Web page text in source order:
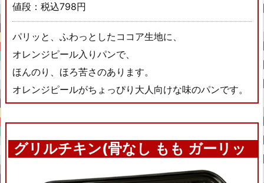
値段：税込798円
パリッと、ふわっとしたココア生地に、
オレンジピール入りパンで、
ほんのり、ほろ苦さのあります。
オレンジピールがちょっぴり大人向けな味のパンです。
グリルチキン(骨なし もも ガーリッ